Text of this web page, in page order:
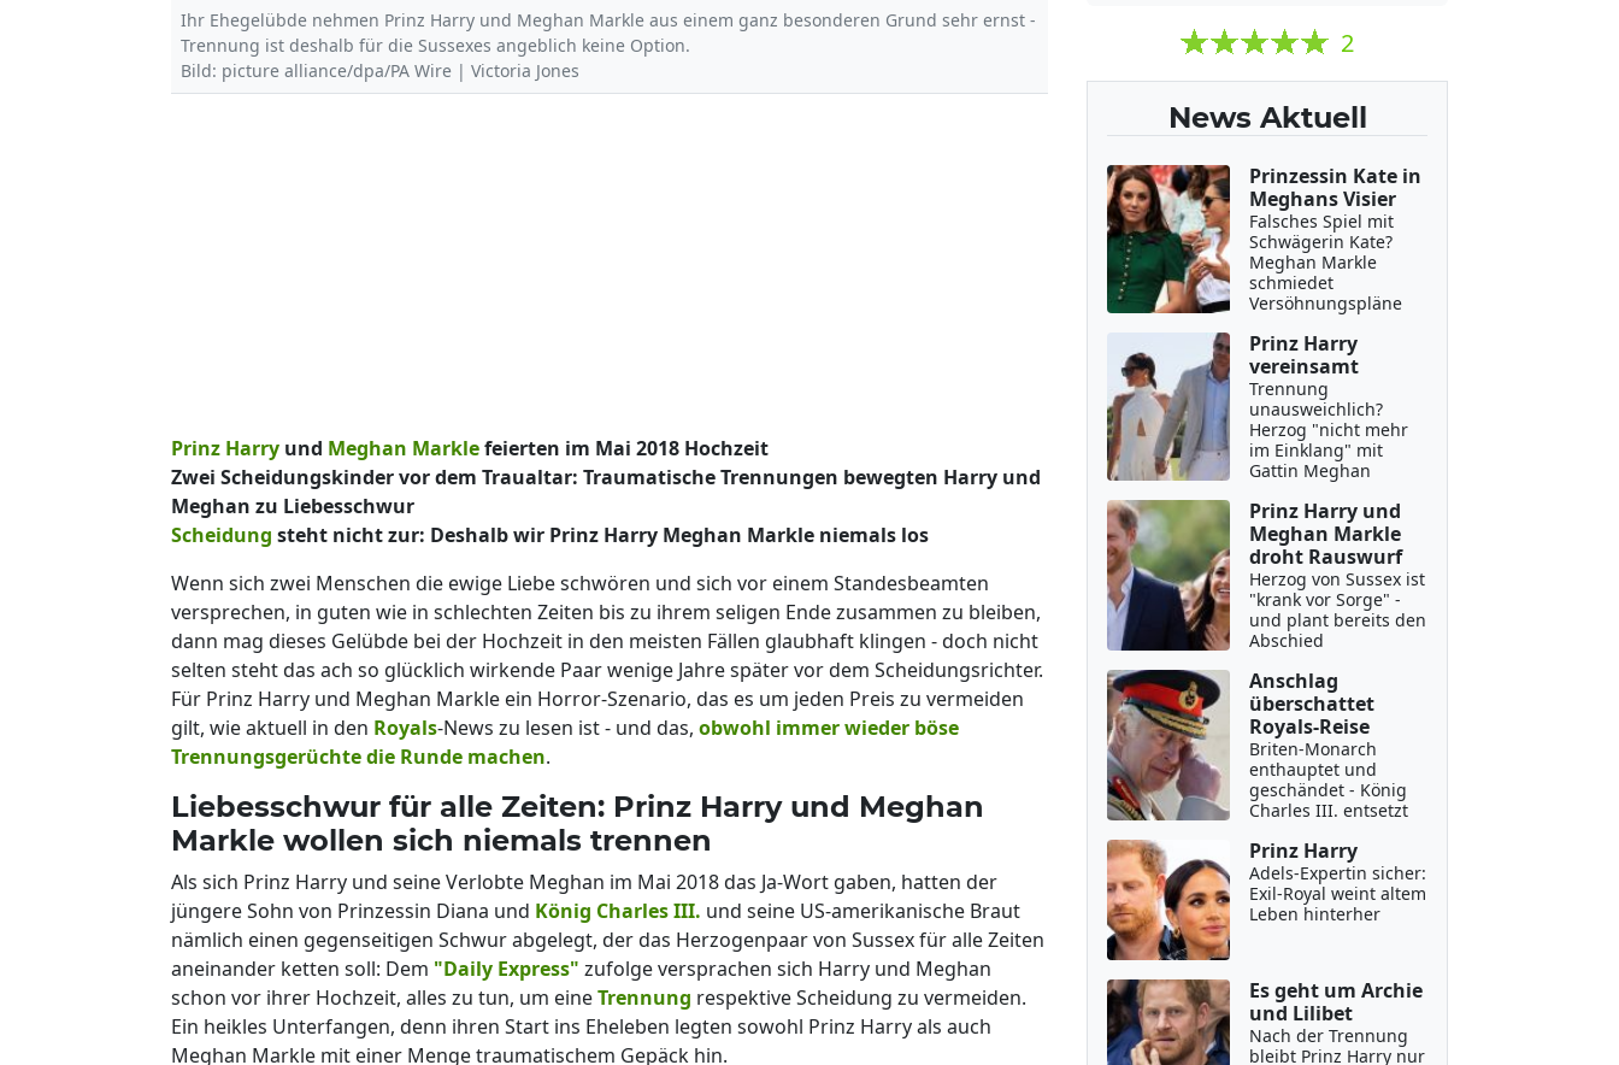
Ihr Ehegelübde nehmen Prinz Harry und Meghan Markle aus einem ganz besonderen Grund sehr ernst -
Trennung ist deshalb für die Sussexes angeblich keine Option.
Bild: picture alliance/dpa/PA Wire | Victoria Jones
Prinz Harry und Meghan Marklefeierten im Mai 2018 Hochzeit
Zwei Scheidungskinder vor dem Traualtar: Traumatische Trennungen bewegten Harry und
Meghan zu Liebesschwur
Scheidung steht nicht zur: Deshalb wir Prinz Harry Meghan Markle niemals los
Wenn sich zwei Menschen die ewige Liebe schwören und sich vor einem Standesbeamten
versprechen, in guten wie in schlechten Zeiten bis zu ihrem seligen Ende zusammen zu bleiben,
dann mag dieses Gelübde bei der Hochzeit in den meisten Fällen glaubhaft klingen - doch nicht
selten steht das ach so glücklich wirkende Paar wenige Jahre später vor dem Scheidungsrichter.
Für Prinz Harry und Meghan Markle ein Horror-Szenario, das es um jeden Preis zu vermeiden
gilt, wie aktuell in den Royals-News zu lesen ist - und das, obwohl immer wieder böse
Trennungsgerüchte die Runde machen.
Liebesschwur für alle Zeiten: Prinz Harry und Meghan
Markle wollen sich niemals trennen
Als sich Prinz Harry und seine Verlobte Meghan im Mai 2018 das Ja-Wort gaben, hatten der
jüngere Sohn von Prinzessin Diana und König Charles III. und seine US-amerikanische Braut
nämlich einen gegenseitigen Schwur abgelegt, der das Herzogenpaar von Sussex für alle Zeiten
aneinander ketten soll: Dem "Daily Express" zufolge versprachen sich Harry und Meghan
schon vor ihrer Hochzeit, alles zu tun, um eineTrennung respektive Scheidung zu vermeiden.
Ein heikles Unterfangen, denn ihren Start ins Eheleben legten sowohl Prinz Harry als auch
Meghan Markle mit einer Menge traumatischem Gepäck hin.
2
News Aktuell
Prinzessin Kate in
Meghans Visier
Falsches Spiel mit
Schwägerin Kate?
Meghan Markle
schmiedet
Versöhnungspläne
Prinz Harry
vereinsamt
Trennung
unausweichlich?
Herzog "nicht mehr
im Einklang" mit
Gattin Meghan
Prinz Harry und
Meghan Markle
droht Rauswurf
Herzog von Sussex ist
"krank vor Sorge" -
und plant bereits den
Abschied
Anschlag
überschattet
Royals-Reise
Briten-Monarch
enthauptet und
geschändet - König
Charles III. entsetzt
Prinz Harry
Adels-Expertin sicher:
Exil-Royal weint altem
Leben hinterher
Es geht um Archie
und Lilibet
Nach der Trennung
bleibt Prinz Harry nur